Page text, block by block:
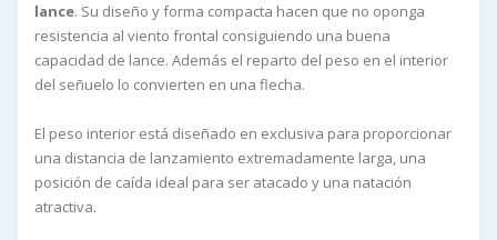
lance. Su diseño y forma compacta hacen que no oponga
resistencia al viento frontal consiguiendo una buena
capacidad de lance. Además el reparto del peso en el interior
del señuelo lo convierten en una flecha.
El peso interior está diseñado en exclusiva para proporcionar
una distancia de lanzamiento extremadamente larga, una
posición de caída ideal para ser atacado y una natación
atractiva.